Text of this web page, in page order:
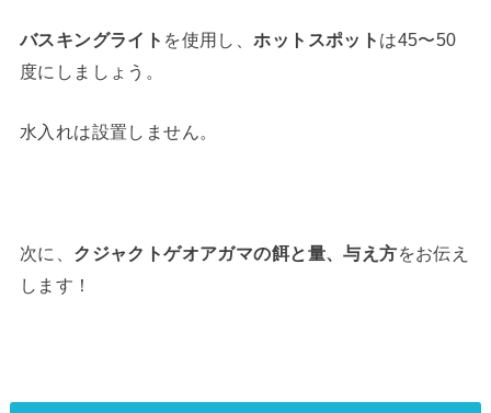
バスキングライト を使用し、ホットスポット は45〜50
度にしましょう。
水入れは設置しません。
次に、 クジャクトゲオアガマの餌と量、与え方をお伝え
します！